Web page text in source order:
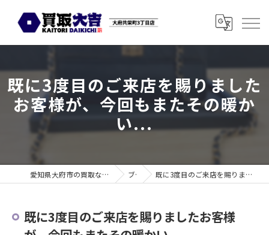
既に3度目のご来店を賜りました
お客様が、今回もまたその暖か
い...
愛知県大府市の買取なら買取大吉 大府共栄町3丁目店 ブログ 既に3度目のご来店を賜りましたお客様が、今回もまたその暖かい...
既に3度目のご来店を賜りましたお客様